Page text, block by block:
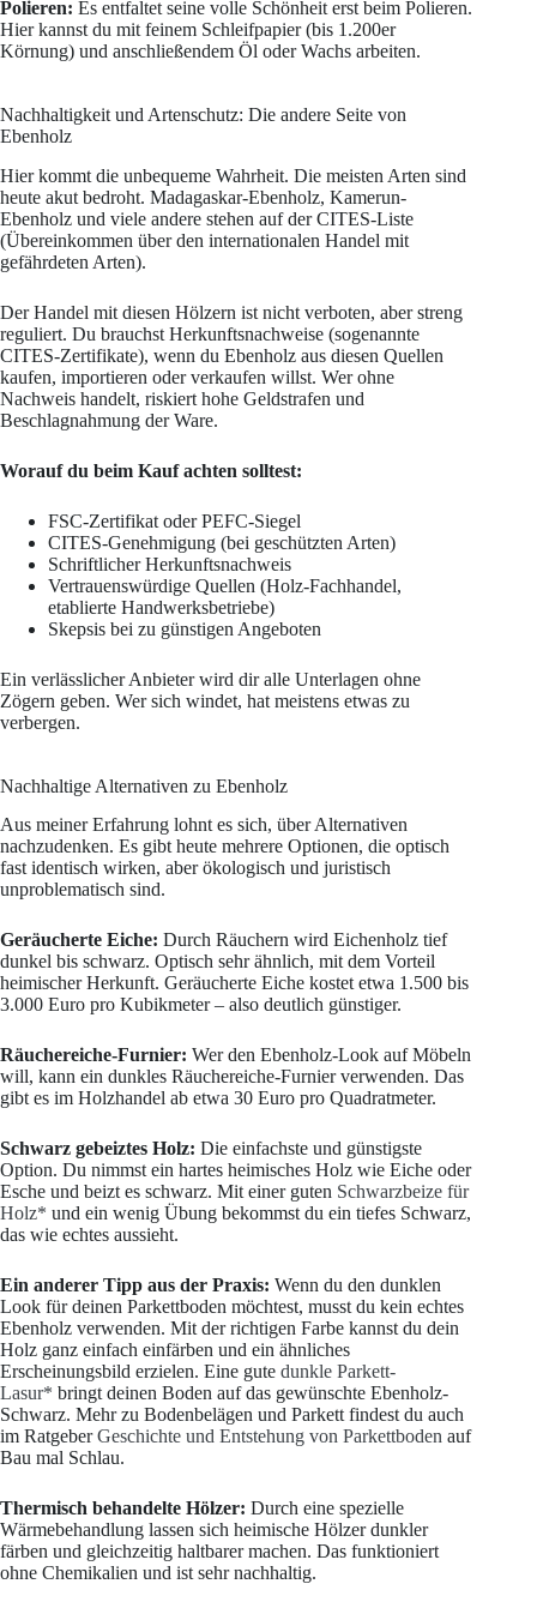
Polieren: Es entfaltet seine volle Schönheit erst beim Polieren.
Hier kannst du mit feinem Schleifpapier (bis 1.200er
Körnung) und anschließendem Öl oder Wachs arbeiten.
Nachhaltigkeit und Artenschutz: Die andere Seite von
Ebenholz
Hier kommt die unbequeme Wahrheit. Die meisten Arten sind
heute akut bedroht. Madagaskar-Ebenholz, Kamerun-
Ebenholz und viele andere stehen auf der CITES-Liste
(Übereinkommen über den internationalen Handel mit
gefährdeten Arten).
Der Handel mit diesen Hölzern ist nicht verboten, aber streng
reguliert. Du brauchst Herkunftsnachweise (sogenannte
CITES-Zertifikate), wenn du Ebenholz aus diesen Quellen
kaufen, importieren oder verkaufen willst. Wer ohne
Nachweis handelt, riskiert hohe Geldstrafen und
Beschlagnahmung der Ware.
Worauf du beim Kauf achten solltest:
FSC-Zertifikat oder PEFC-Siegel
CITES-Genehmigung (bei geschützten Arten)
Schriftlicher Herkunftsnachweis
Vertrauenswürdige Quellen (Holz-Fachhandel,
etablierte Handwerksbetriebe)
Skepsis bei zu günstigen Angeboten
Ein verlässlicher Anbieter wird dir alle Unterlagen ohne
Zögern geben. Wer sich windet, hat meistens etwas zu
verbergen.
Nachhaltige Alternativen zu Ebenholz
Aus meiner Erfahrung lohnt es sich, über Alternativen
nachzudenken. Es gibt heute mehrere Optionen, die optisch
fast identisch wirken, aber ökologisch und juristisch
unproblematisch sind.
Geräucherte Eiche: Durch Räuchern wird Eichenholz tief
dunkel bis schwarz. Optisch sehr ähnlich, mit dem Vorteil
heimischer Herkunft. Geräucherte Eiche kostet etwa 1.500 bis
3.000 Euro pro Kubikmeter – also deutlich günstiger.
Räuchereiche-Furnier: Wer den Ebenholz-Look auf Möbeln
will, kann ein dunkles Räuchereiche-Furnier verwenden. Das
gibt es im Holzhandel ab etwa 30 Euro pro Quadratmeter.
Schwarz gebeiztes Holz: Die einfachste und günstigste
Option. Du nimmst ein hartes heimisches Holz wie Eiche oder
Esche und beizt es schwarz. Mit einer guten Schwarzbeize für
Holz* und ein wenig Übung bekommst du ein tiefes Schwarz,
das wie echtes aussieht.
Ein anderer Tipp aus der Praxis: Wenn du den dunklen
Look für deinen Parkettboden möchtest, musst du kein echtes
Ebenholz verwenden. Mit der richtigen Farbe kannst du dein
Holz ganz einfach einfärben und ein ähnliches
Erscheinungsbild erzielen. Eine gute dunkle Parkett-
Lasur* bringt deinen Boden auf das gewünschte Ebenholz-
Schwarz. Mehr zu Bodenbelägen und Parkett findest du auch
im RatgeberGeschichte und Entstehung von Parkettboden auf
Bau mal Schlau.
Thermisch behandelte Hölzer: Durch eine spezielle
Wärmebehandlung lassen sich heimische Hölzer dunkler
färben und gleichzeitig haltbarer machen. Das funktioniert
ohne Chemikalien und ist sehr nachhaltig.